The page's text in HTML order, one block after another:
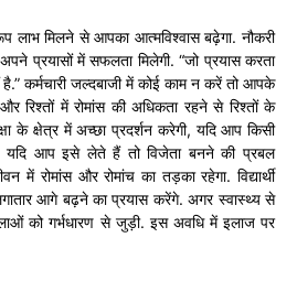
लाभ मिलने से आपका आत्मविश्वास बढ़ेगा. नौकरी
प्रयासों में सफलता मिलेगी. “जो प्रयास करता
कर्मचारी जल्दबाजी में कोई काम न करें तो आपके
रिश्तों में रोमांस की अधिकता रहने से रिश्तों के
के क्षेत्र में अच्छा प्रदर्शन करेगी, यदि आप किसी
हैं. यदि आप इसे लेते हैं तो विजेता बनने की प्रबल
में रोमांस और रोमांच का तड़का रहेगा. विद्यार्थी
आगे बढ़ने का प्रयास करेंगे. अगर स्वास्थ्य से
को गर्भधारण से जुड़ी. इस अवधि में इलाज पर